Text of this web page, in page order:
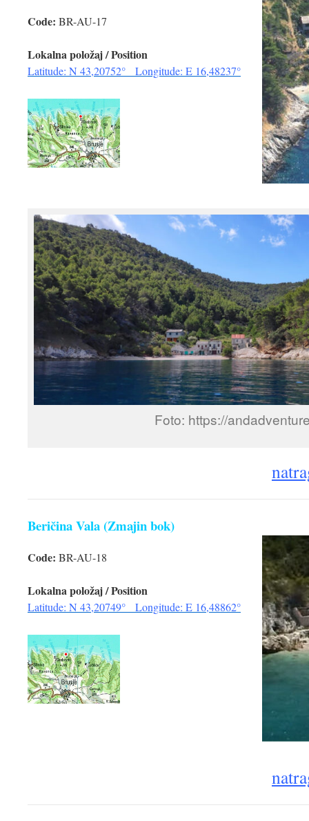
Code: BR-AU-17
Lokalna položaj / Position
Latitude: N 43,20752° Longitude: E 16,48237°
Foto: https://
Beričina Vala (Zmajin bok)
Code: BR-AU-18
Lokalna položaj / Position
Latitude: N 43,20749° Longitude: E 16,48862°